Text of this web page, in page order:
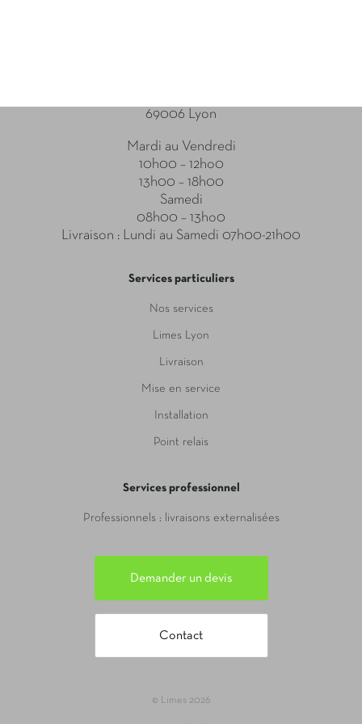
69006 Lyon
Mardi au Vendredi
10h00 – 12ho0
13h00 – 18h00
Samedi
08h00 – 13ho0
Livraison : Lundi au Samedi 07h00-21h00
Services particuliers
Nos services
Limes Lyon
Livraison
Mise en service
Installation
Point relais
Services professionnel
Professionnels : livraisons externalisées
Demander un devis
Contact
© Limes 2026